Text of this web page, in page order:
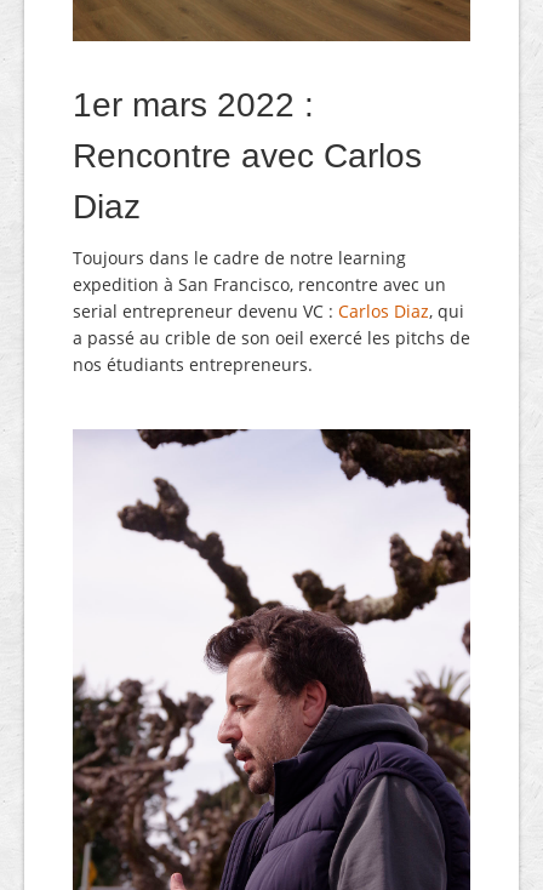
1er mars 2022 :
Rencontre avec Carlos
Diaz
Toujours dans le cadre de notre learning
expedition à San Francisco, rencontre avec un
serial entrepreneur devenu VC : Carlos Diaz, qui
a passé au crible de son oeil exercé les pitchs de
nos étudiants entrepreneurs.